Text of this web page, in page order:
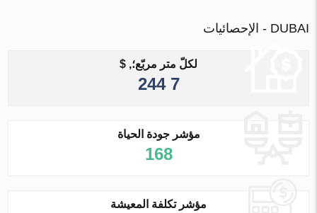
DUBAI - الإحصائيات
لكلّ متر مربّع؛, $
7 244
مؤشر جودة الحياة
168
مؤشر تكلفة المعيشة